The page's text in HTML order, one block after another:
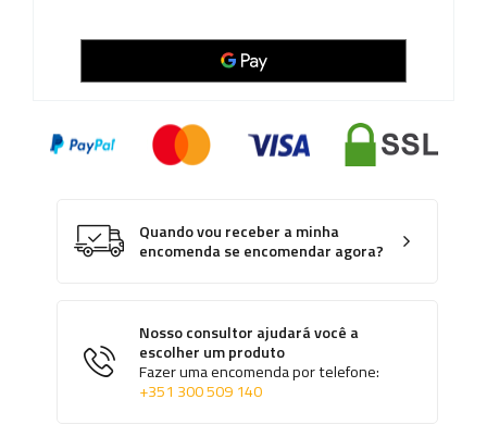
Quando vou receber a minha
encomenda se encomendar agora?
Nosso consultor ajudará você a
escolher um produto
Fazer uma encomenda por telefone:
+351 300 509 140